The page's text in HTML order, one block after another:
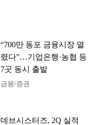
“700만 동포 금융시장 열
렸다”…기업은행·농협 등
7곳 동시 출발
금융/증권
데브시스터즈, 2Q 실적